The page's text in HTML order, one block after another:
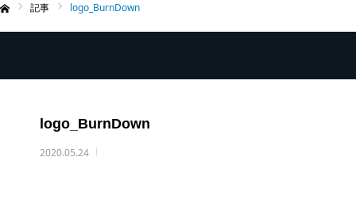
記事 logo_BurnDown
logo_BurnDown
2020.05.24